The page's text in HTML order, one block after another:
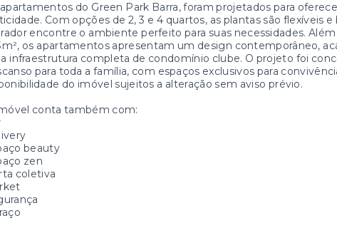
do Green Park Barra, foram projetados para
Com opções de 2, 3 e 4 quartos, as plantas são flexíveis
encontre o ambiente perfeito para suas necessidades.
os apartamentos apresentam um design contemporâneo,
infraestrutura completa de condomínio clube. O projeto foi
para toda a família, com espaços exclusivos para
do imóvel sujeitos a alteração sem aviso prévio.
conta também com:
beauty
zen
coletiva